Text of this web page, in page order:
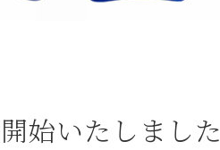
始いたしました